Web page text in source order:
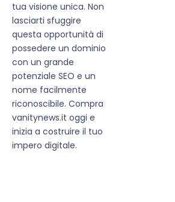
tua visione unica. Non
lasciarti sfuggire
questa opportunità di
possedere un dominio
con un grande
potenziale SEO e un
nome facilmente
riconoscibile. Compra
vanitynews.it oggi e
inizia a costruire il tuo
impero digitale.